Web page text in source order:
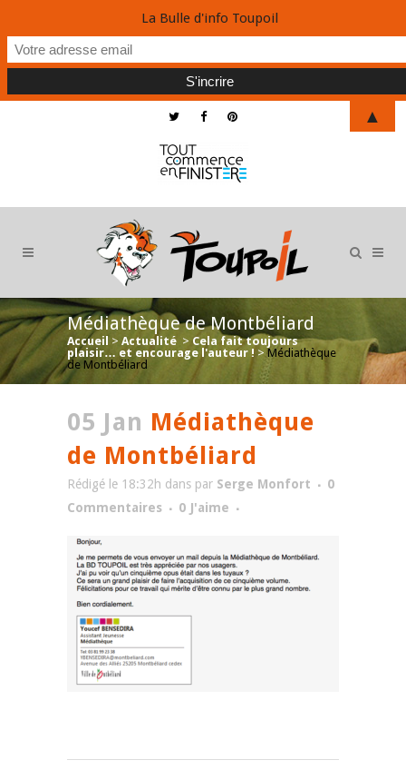
Médiathèque de Montbéliard
Accueil > Actualité > Cela fait toujours
plaisir… et encourage l'auteur ! >Médiathèque
de Montbéliard
05 Jan Médiathèque
de Montbéliard
Rédigé le 18:32h dans par Serge Monfort
0
Commentaires
0 J'aime
La Bulle d'info Toupoil
▲